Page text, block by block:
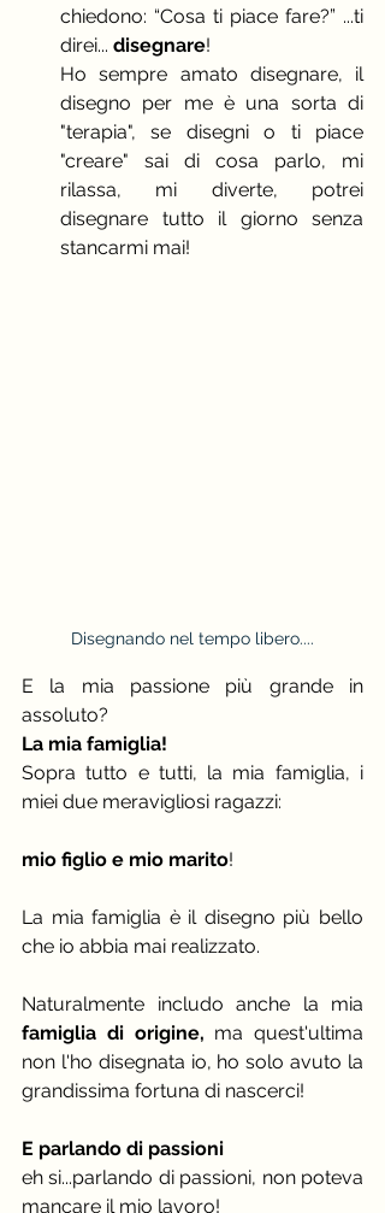
chiedono: “Cosa ti piace fare?” ...ti
direi... disegnare!
Ho sempre amato disegnare, il
disegno per me è una sorta di
"terapia", se disegni o ti piace
"creare" sai di cosa parlo, mi
rilassa, mi diverte, potrei
disegnare tutto il giorno senza
stancarmi mai!
Disegnando nel tempo libero....
E la mia passione più grande in
assoluto?
La mia famiglia!
Sopra tutto e tutti, la mia famiglia, i
miei due meravigliosi ragazzi:
mio figlio e mio marito!
La mia famiglia è il disegno più bello
che io abbia mai realizzato.
famiglia di origine, ma quest'ultima
non l'ho disegnata io, ho solo avuto la
grandissima fortuna di nascerci!
E parlando di passioni
eh si...parlando di passioni, non poteva
mancare il mio lavoro!